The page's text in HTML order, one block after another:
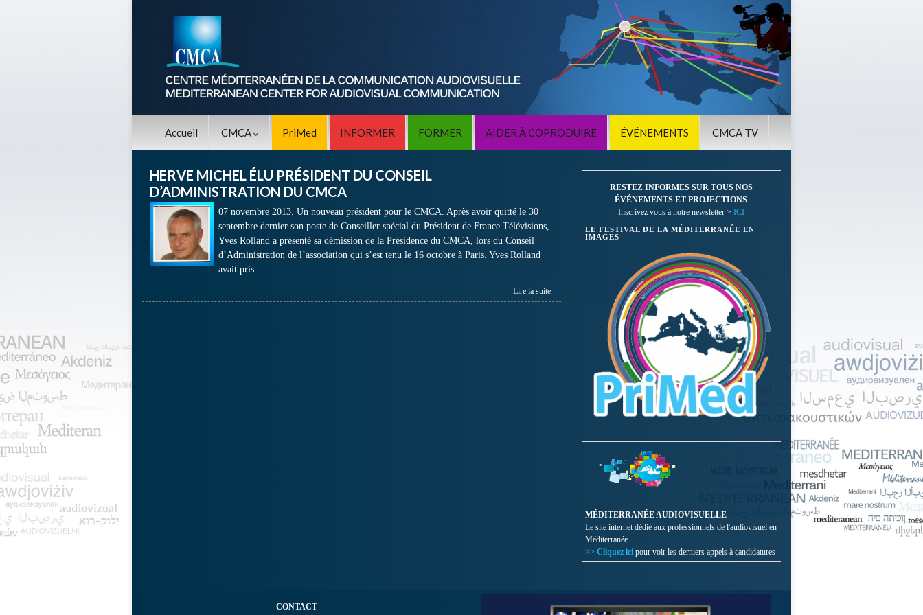
Accueil CMCA PriMed INFORMER FORMER AIDER À COPRODUIRE ÉVÉNEMENTS CMCA TV
HERVE MICHEL ÉLU PRÉSIDENT DU CONSEIL
D’ADMINISTRATION DU CMCA
07 novembre 2013. Un nouveau président pour le CMCA. Après avoir quitté le 30
septembre dernier son poste de Conseiller spécial du Président de France Télévisions,
Yves Rolland a présenté sa démission de la Présidence du CMCA, lors du Conseil
d’Administration de l’association qui s’est tenu le 16 octobre à Paris. Yves Rolland
avait pris …
Lire la suite
RESTEZ INFORMES SUR TOUS NOS
ÉVÉNEMENTS ET PROJECTIONS
Inscrivez vous à notre newsletter > ICI
LE FESTIVAL DE LA MÉDITERRANÉE EN
IMAGES
MÉDITERRANÉE AUDIOVISUELLE
Le site internet dédié aux professionnels de l'audiovisuel en
Méditerranée.
>> Cliquez ici pour voir les derniers appels à candidatures
CONTACT